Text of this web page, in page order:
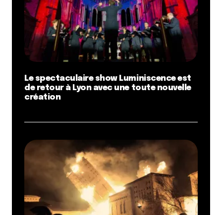
Le spectaculaire show Luminiscence est
de retour à Lyon avec une toute nouvelle
création